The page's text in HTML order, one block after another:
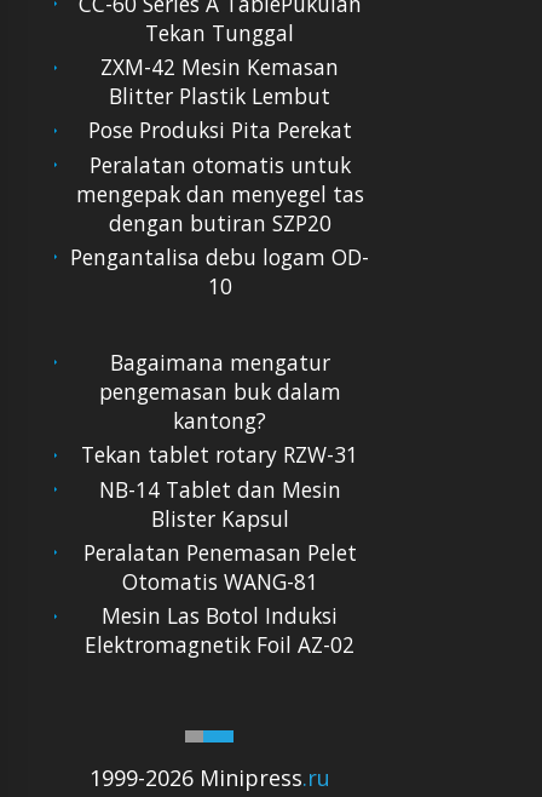
Tekan Tunggal
ZXM-42 Mesin Kemasan
Blitter Plastik Lembut
Pose Produksi Pita Perekat
Peralatan otomatis untuk
mengepak dan menyegel tas
dengan butiran SZP20
Pengantalisa debu logam OD-
10
1999-2026 Minipress.ru
Bagaimana mengatur
pengemasan buk dalam
kantong?
Tekan tablet rotary RZW-31
NB-14 Tablet dan Mesin
Blister Kapsul
Peralatan Penemasan Pelet
Otomatis WANG-81
Mesin Las Botol Induksi
Elektromagnetik Foil AZ-02